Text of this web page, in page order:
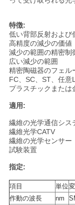
い
ニ
ュ
ー
ス
引
用
を
要
特徴:
低い背部反射および
高精度の減少の価値
減少の範囲の精密制
広い減少の範囲
精密陶磁器のフェル
FC、SC、ST、任
プラスチックまたは
適用:
繊維の光学通信シス
繊維光学CATV
繊維の光学センサー
試験装置
指定:
項目 単位
作動の波長
nm